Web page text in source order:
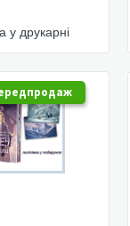
у друкарні